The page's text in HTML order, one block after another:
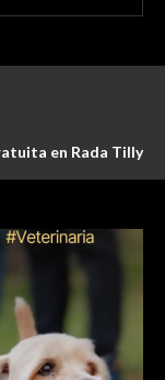
en Rada Tilly